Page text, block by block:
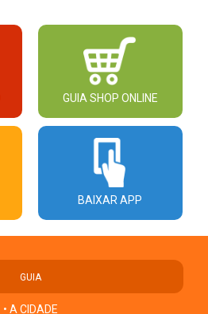
GUIA SHOP ONLINE
BAIXAR APP
GUIA
• A CIDADE